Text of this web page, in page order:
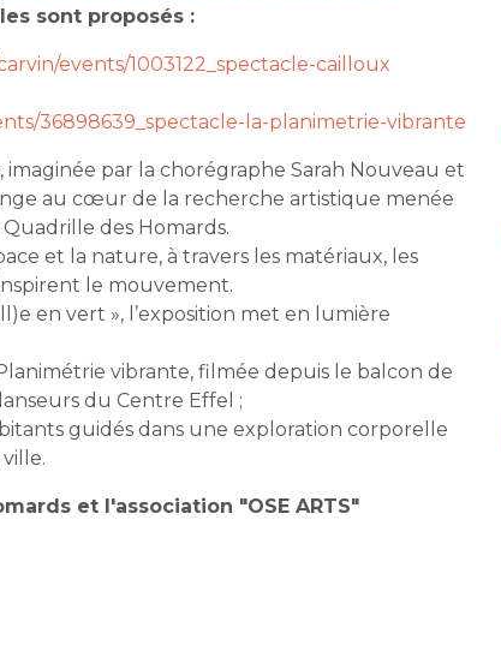
sont proposés :
events/1003122_spectacle-cailloux
36898639_spectacle-la-planimetrie-vibrante
par la chorégraphe Sarah Nouveau et
au cœur de la recherche artistique menée
des Homards.
et la nature, à travers les matériaux, les
le mouvement.
en vert », l’exposition met en lumière
vibrante, filmée depuis le balcon de
du Centre Effel ;
guidés dans une exploration corporelle
et l'association "OSE ARTS"